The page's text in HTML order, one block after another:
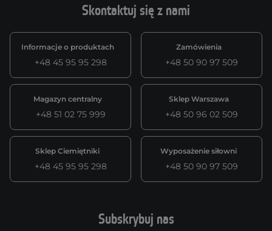
Skontaktuj się z nami
Informacje o produktach
+48 45 95 95 298
Zamówienia
+48 50 90 97 509
Magazyn centralny
+48 51 02 75 999
Sklep Warszawa
+48 50 96 02 509
Sklep Ciemiętniki
+48 45 95 95 298
Wyposażenie siłowni
+48 50 90 97 509
Subskrybuj nas